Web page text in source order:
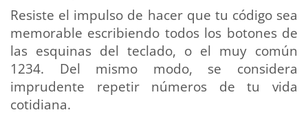
Resiste el impulso de hacer que tu código sea
memorable escribiendo todos los botones de
las esquinas del teclado, o el muy común
1234. Del mismo modo, se considera
imprudente repetir números de tu vida
cotidiana.